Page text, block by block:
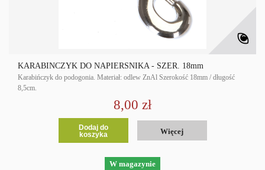
KARABIŃCZYK DO NAPIERŚNIKA - SZER. 18mm
Karabińczyk do podogonia. Materiał: odlew ZnAl Szerokość 18mm / długość
8,5cm.
8,00 zł
Dodaj do
koszyka
Więcej
W magazynie